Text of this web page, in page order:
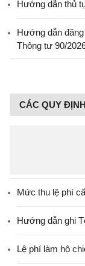
Hướng dẫn thủ
Hướng dẫn
Thông tư 90/
CÁC QUY
Mức thu lệ phí
Hướng dẫn ghi
Lệ phí làm hộ